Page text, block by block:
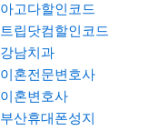
아고다할인코드
트립닷컴할인코드
강남치과
이혼전문변호사
이혼변호사
부산휴대폰성지